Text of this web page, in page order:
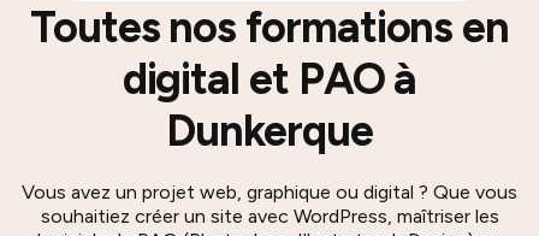
Toutes nos formations en
digital et PAO à
Dunkerque
Vous avez un projet web, graphique ou digital ? Que vous
souhaitiez créer un site avec WordPress, maîtriser les